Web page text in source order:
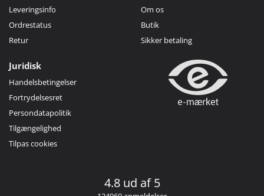
Leveringsinfo
Ordrestatus
Retur
Om os
Butik
Sikker betaling
Juridisk
Handelsbetingelser
Fortrydelsesret
Persondatapolitik
Tilgængelighed
Tilpas cookies
4.8 ud af 5